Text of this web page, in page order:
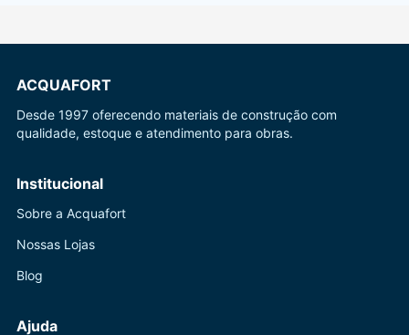
ACQUAFORT
Desde 1997 oferecendo materiais de construção com
qualidade, estoque e atendimento para obras.
Institucional
Sobre a Acquafort
Nossas Lojas
Blog
Ajuda